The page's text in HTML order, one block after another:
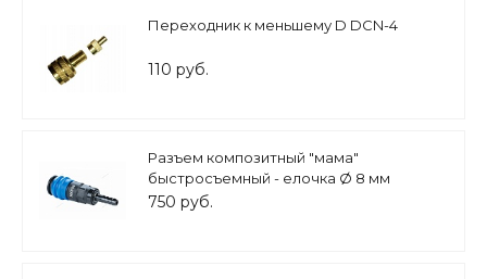
Переходник к меньшему D DCN-4
110 руб.
Разъем композитный "мама"
быстросъемный - елочка Ø 8 мм
NORDBERG NKF08
750 руб.